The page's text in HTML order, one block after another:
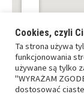
Cookies, czyli
Ta strona używa
funkcjonowania
używane są tylko
"WYRAŻAM
dostosować